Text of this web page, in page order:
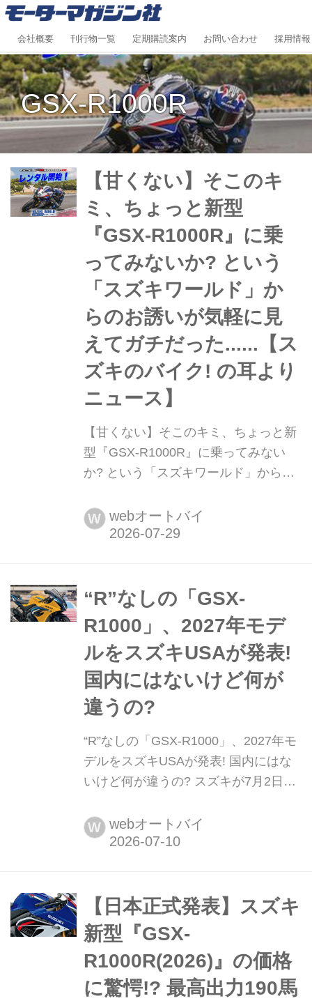
会社概要 刊行物一覧 定期購読案内 お問い合わせ 採用情報
GSX-R1000R
【甘くない】そこのキ
ミ、ちょっと新型
『GSX-R1000R』に乗
ってみないか? という
「スズキワールド」か
らのお誘いが気軽に見
えてガチだった......【ス
ズキのバイク! の耳より
ニュース】
【甘くない】そこのキミ、ちょっと新
型『GSX-R1000R』に乗ってみない
か? という「スズキワールド」からの
【スズキのバイク! の耳よりニュー
ス】 これは発売されたばかりの新型
ません。
W webオートバイ
“R”なしの「GSX-
R1000」、2027年モデ
ルをスズキUSAが発表!
国内にはないけど何が
違うの?
“R”なしの「GSX-R1000」、2027年モ
デルをスズキUSAが発表! 国内にはな
いけど何が違うの? スズキが7月2日に
は、日本に導入されていないスタンダ
ード仕様の兄弟モデルがある。最後
このほか「GSX-R1000RS」も存在す
る。
W webオートバイ
【日本正式発表】スズキ
新型『GSX-
R1000R(2026)』の価格
に驚愕!? 最高出力190馬